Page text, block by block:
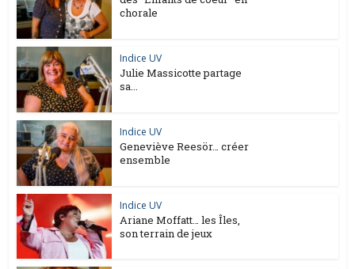
chorale
Indice UV
Julie Massicotte partage
sa...
Indice UV
Geneviève Reesör… créer
ensemble
Indice UV
Ariane Moffatt… les Îles,
son terrain de jeux